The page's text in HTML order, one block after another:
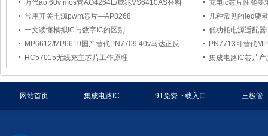
万代ao 60v mos管AO4264E/威兆VS6410AS替料
充电ic芯片性能要
常用开关电源pwm芯片—AP8268
几种常见的led驱
一文读懂模拟IC与数字IC的区别
低功耗电源适配
MP6612/MP6619国产替代PN7709 40v马达正反
PN7713可替代
HC57015无线充主芯片工作原理
集成电路IC芯片产
网站首页 集成电路IC 91免费下载入口 三极管